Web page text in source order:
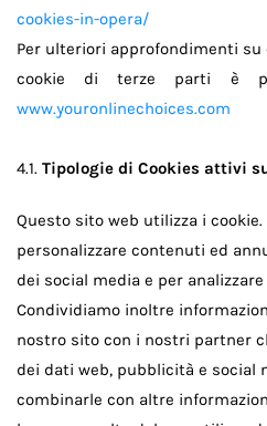
cookies-in-opera/
Per ulteriori approfondimenti
cookie di terze parti è
www.youronlinechoices.com
4.1. Tipologie di Cookies attivi
Questo sito web utilizza i
personalizzare contenuti ed
dei social media e per
Condividiamo inoltre
nostro sito con i nostri partner
dei dati web, pubblicità e social
combinarle con altre